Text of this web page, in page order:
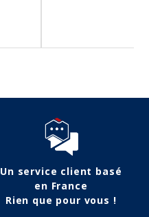
Un service client basé
en France
Rien que pour vous !